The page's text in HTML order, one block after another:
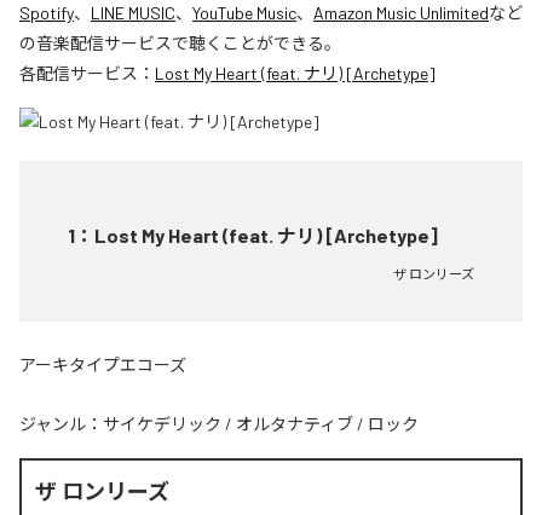
Spotify、 LINE MUSIC、 YouTube Music、 Amazon Music Unlimitedなど
の音楽配信サービスで聴くことができる。
各配信サービス： Lost My Heart (feat. ナリ) [Archetype]
1 ： Lost My Heart (feat. ナリ) [Archetype]
ザ ロンリーズ
アーキタイプエコーズ
ジャンル： サイケデリック / オルタナティブ / ロック
ザ ロンリーズ